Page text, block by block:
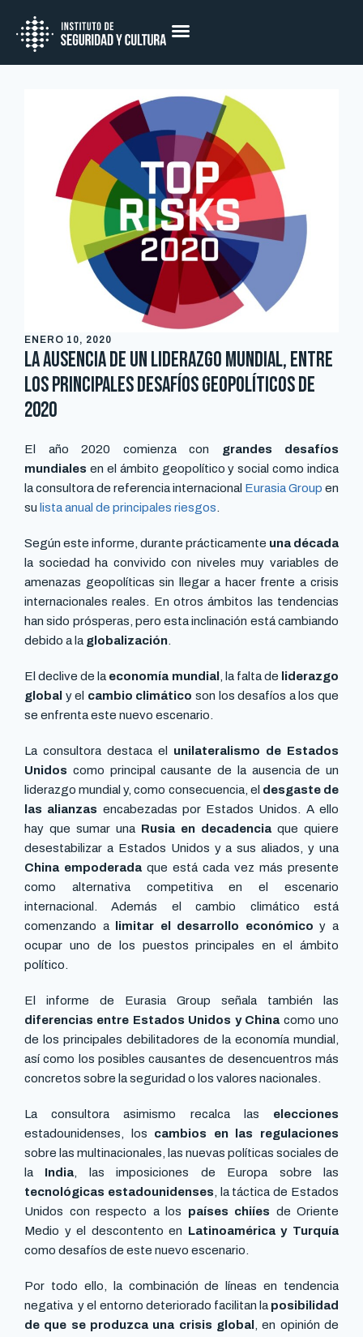
ENERO 10, 2020
La ausencia de un liderazgo mundial, entre
los principales desafíos geopolíticos de
2020
El año 2020 comienza con
grandes desafíos
mundiales en el ámbito geopolítico y social como indica
la consultora de referencia internacional Eurasia Group en
su lista anual de principales riesgos
Según este informe, durante prácticamente una década
la sociedad ha convivido con niveles muy variables de
amenazas geopolíticas sin llegar a hacer frente a crisis
internacionales reales. En otros ámbitos las tendencias
han sido prósperas, pero esta inclinación está cambiando
debido a la globalización
El declive de la economía mundial , la falta de liderazgo
global y el cambio climático son los desafíos a los que
se enfrenta este nuevo escenario.
La consultora destaca el unilateralismo de Estados
Unidos como principal causante de la ausencia de un
liderazgo mundial y, como consecuencia, el desgaste de
las alianzas encabezadas por Estados Unidos. A ello
hay que sumar una Rusia en decadencia que quiere
desestabilizar a Estados Unidos y a sus aliados, y una
China empoderada que está cada vez más presente
como alternativa competitiva en el escenario
internacional. Además el cambio climático está
comenzando a
limitar el desarrollo económico y a
ocupar uno de los puestos principales en el ámbito
político.
El informe de Eurasia Group señala también las
diferencias entre Estados Unidos y China como uno
de los principales debilitadores de la economía mundial,
así como los posibles causantes de desencuentros más
concretos sobre la seguridad o los valores nacionales.
La consultora asimismo recalca las elecciones
estadounidenses, los cambios en las regulaciones
sobre las multinacionales, las nuevas políticas sociales de
la India , las imposiciones de Europa sobre las
tecnológicas estadounidenses , la táctica de Estados
Unidos con respecto a los países chiíes de Oriente
Medio y el descontento en Latinoamérica y Turquía
como desafíos de este nuevo escenario.
Por todo ello, la combinación de líneas en tendencia
negativa y el entorno deteriorado facilitan la posibilidad
de que se produzca una crisis global
, en opinión de